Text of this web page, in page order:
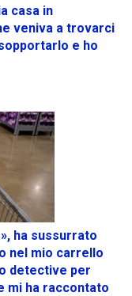
casa in
veniva a trovarci
e ho
ha sussurrato
nel mio carrello
detective per
mi ha raccontato